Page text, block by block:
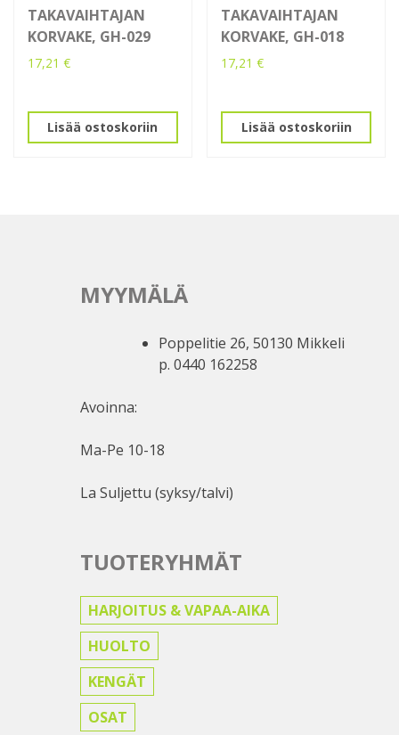
TAKAVAIHTAJAN
KORVAKE, GH-029
17,21 €
Lisää ostoskoriin
TAKAVAIHTAJAN
KORVAKE, GH-018
17,21€
Lisää ostoskoriin
MYYMÄLÄ
Poppelitie 26, 50130 Mikkeli
p. 0440 162258
Avoinna:
Ma-Pe 10-18
La Suljettu (syksy/talvi)
TUOTERYHMÄT
HARJOITUS & VAPAA-AIKA
HUOLTO
KENGÄT
OSAT